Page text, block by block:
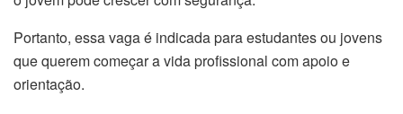
Portanto, essa vaga é indicada para estudantes ou jovens
que querem começar a vida profissional com apoio e
orientação.